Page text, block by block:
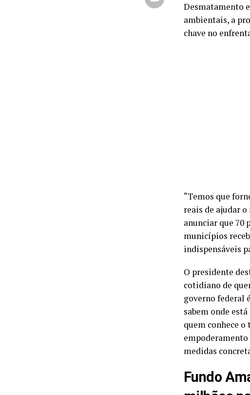
Desmatamento
ambientais, a
chave no
“Temos que
reais de ajudar
anunciar que 70
municípios
indispensáveis
O presidente
cotidiano de
governo federal
sabem onde
quem conhece
medidas
Fundo